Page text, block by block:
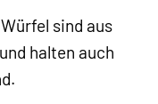
sind aus
halten auch